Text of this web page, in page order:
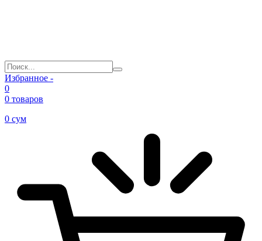
Избранное -
0
0 товаров
0 сум